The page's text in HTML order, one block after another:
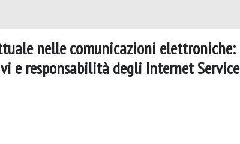
nelle comunicazioni elettroniche:
e responsabilità degli Internet Service